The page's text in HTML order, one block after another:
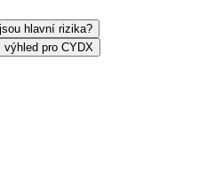
hlavní rizika?
výhled pro CYDX